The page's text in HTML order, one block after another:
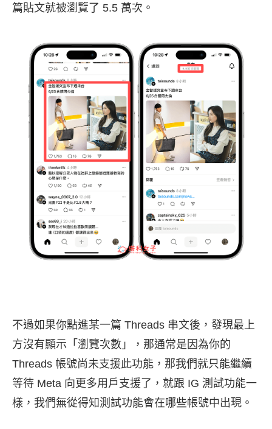
篇貼文就被瀏覽了 5.5 萬次。
不過如果你點進某一篇 Threads 串文後，發現最上
方沒有顯示「瀏覽次數」，那通常是因為你的
Threads 帳號尚未支援此功能，那我們就只能繼續
等待 Meta 向更多用戶支援了，就跟 IG 測試功能一
樣，我們無從得知測試功能會在哪些帳號中出現。